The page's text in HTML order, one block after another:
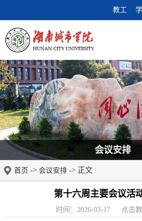
教工
会议安排
首页 -> 会议安排 -> 正文
第十六周主要会议活
时间：2026-03-17 点击